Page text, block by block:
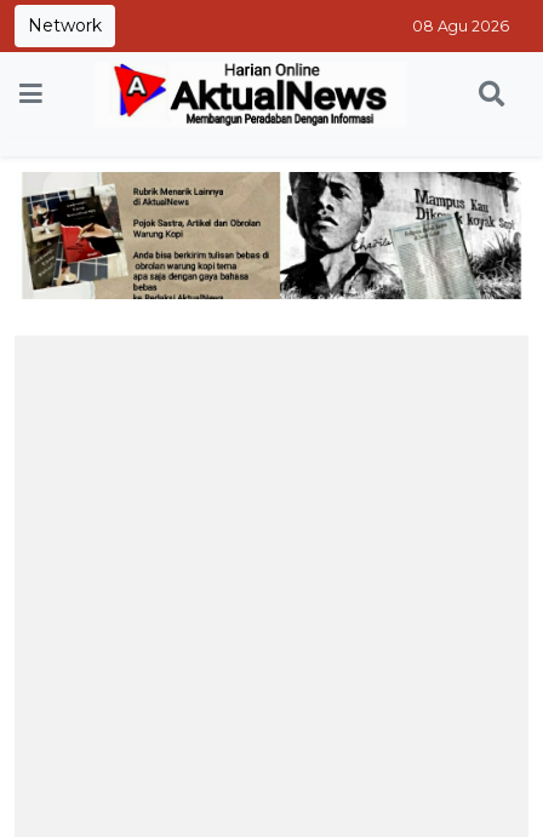
Network 08 Agu 2026